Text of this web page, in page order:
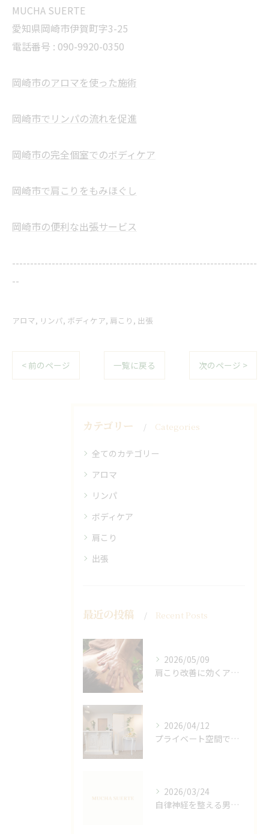
MUCHA SUERTE
愛知県岡崎市伊賀町字3-25
電話番号 : 090-9920-0350
岡崎市のアロマを使った施術
岡崎市でリンパの流れを促進
岡崎市の完全個室でのボディケア
岡崎市で肩こりをもみほぐし
岡崎市の便利な出張サービス
--------------------------------------------------------------------
--
アロマ リンパ ボディケア 肩こり 出張
< 前のページ 一覧に戻る 次のページ >
カテゴリー Categories
全てのカテゴリー
アロマ
リンパ
ボディケア
肩こり
出張
最近の投稿 Recent Posts
2026/05/09
肩こり改善に効くアロマリンパの手技と効果
2026/04/12
プライベート空間で極上アロマリンパケアの効果
2026/03/24
自律神経を整える男性オイルマッサージ